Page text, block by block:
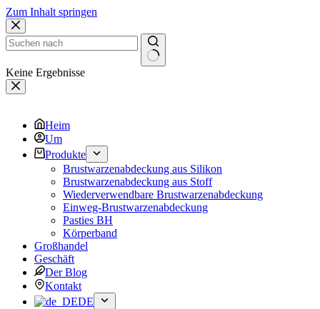
Zum Inhalt springen
Keine Ergebnisse
Heim
Um
Produkte
Brustwarzenabdeckung aus Silikon
Brustwarzenabdeckung aus Stoff
Wiederverwendbare Brustwarzenabdeckung
Einweg-Brustwarzenabdeckung
Pasties BH
Körperband
Großhandel
Geschäft
Der Blog
Kontakt
DE